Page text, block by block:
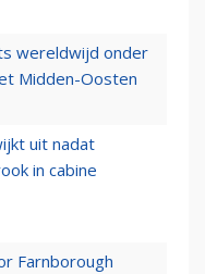
wereldwijd onder
Midden-Oosten
uit nadat
in cabine
Farnborough